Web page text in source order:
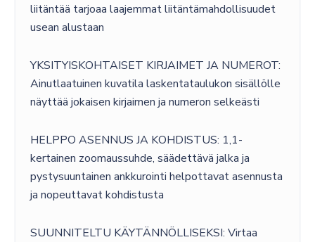
liitäntää tarjoaa laajemmat liitäntämahdollisuudet
usean alustaan
YKSITYISKOHTAISET KIRJAIMET JA NUMEROT:
Ainutlaatuinen kuvatila laskentataulukon sisällölle
näyttää jokaisen kirjaimen ja numeron selkeästi
HELPPO ASENNUS JA KOHDISTUS: 1,1-
kertainen zoomaussuhde, säädettävä jalka ja
pystysuuntainen ankkurointi helpottavat asennusta
ja nopeuttavat kohdistusta
SUUNNITELTU KÄYTÄNNÖLLISEKSI: Virtaa